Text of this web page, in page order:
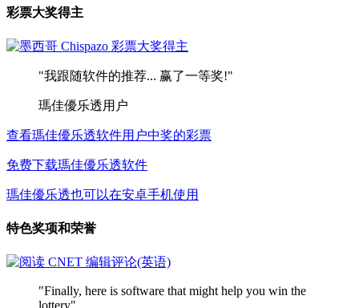
彩票大奖得主
"我跟随软件的推荐... 赢了一等奖!"
瑪佳優乐透用户
查看瑪佳優乐透软件用户中奖的彩票
免费下载瑪佳優乐透软件
瑪佳優乐透也可以在安卓手机使用
特色奖项和荣誉
"Finally, here is software that might help you win the